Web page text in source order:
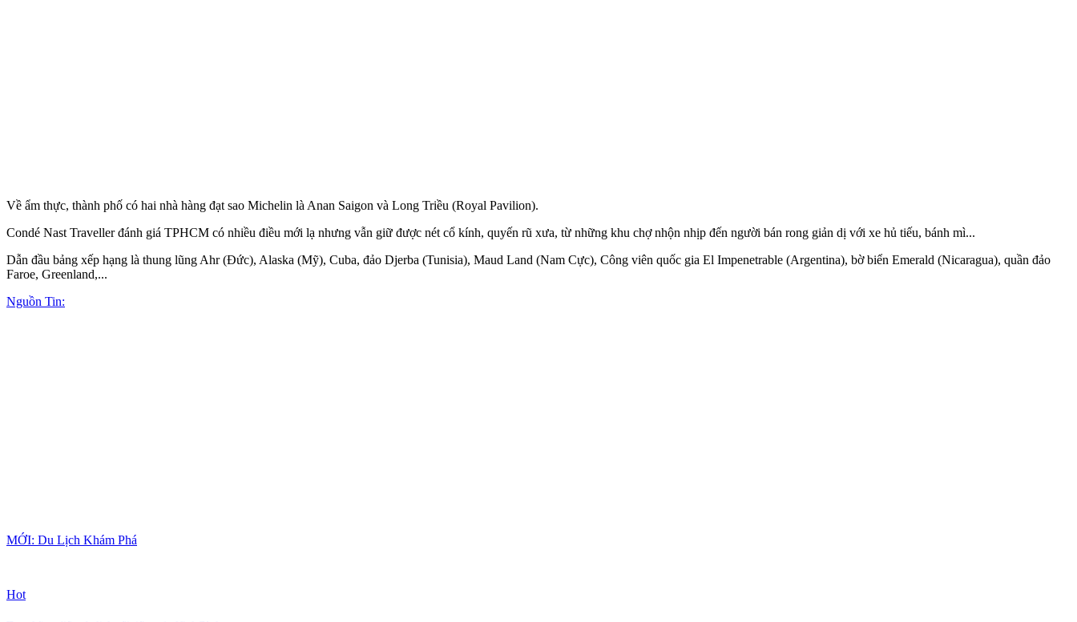
Về ẩm thực, thành phố có hai nhà hàng đạt sao Michelin là Anan Saigon và Long Triều (Royal Pavilion).
Condé Nast Traveller đánh giá TPHCM có nhiều điều mới lạ nhưng vẫn giữ được nét cổ kính, quyến rũ xưa, từ những khu chợ nhộn nhịp đến người bán rong giản dị với xe hủ tiếu, bánh mì...
Dẫn đầu bảng xếp hạng là thung lũng Ahr (Đức), Alaska (Mỹ), Cuba, đảo Djerba (Tunisia), Maud Land (Nam Cực), Công viên quốc gia El Impenetrable (Argentina), bờ biển Emerald (Nicaragua), quần đảo
Faroe, Greenland,...
Nguồn Tin:
MỚI: Du Lịch Khám Phá
Hot